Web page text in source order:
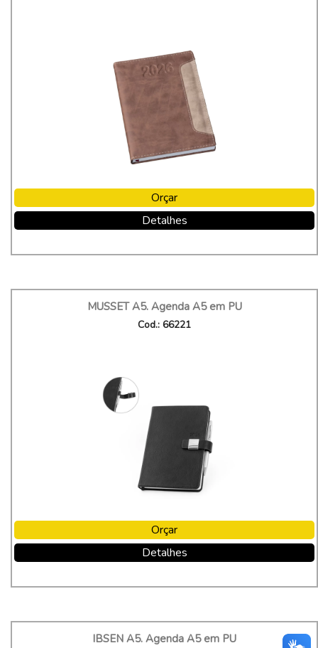
Orçar
Detalhes
MUSSET A5. Agenda A5 em PU
Cod.: 66221
Orçar
Detalhes
IBSEN A5. Agenda A5 em PU